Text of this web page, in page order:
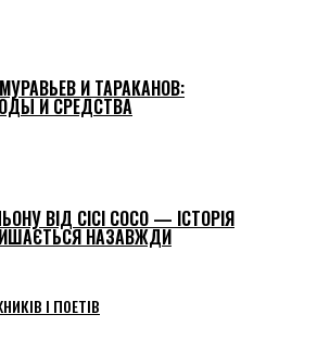
И ТАРАКАНОВ:
И СРЕДСТВА
ВІД CICI COCO — ІСТОРІЯ
НАЗАВЖДИ
І ПОЕТІВ